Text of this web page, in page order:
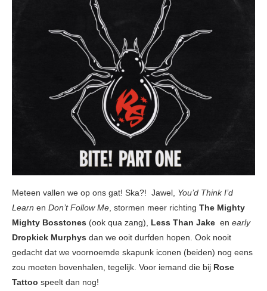
Meteen vallen we op ons gat! Ska?! Jawel, You’d Think I’d
Learn en Don’t Follow Me, stormen meer richting The Mighty
Mighty Bosstones (ook qua zang), Less Than Jake en early
Dropkick Murphys dan we ooit durfden hopen. Ook nooit
gedacht dat we voornoemde skapunk iconen (beiden) nog eens
zou moeten bovenhalen, tegelijk. Voor iemand die bij Rose
Tattoo speelt dan nog!